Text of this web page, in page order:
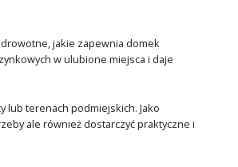
jakie zapewnia domek
w ulubione miejsca i daje
lub terenach podmiejskich. Jako
ale również dostarczyć praktyczne i